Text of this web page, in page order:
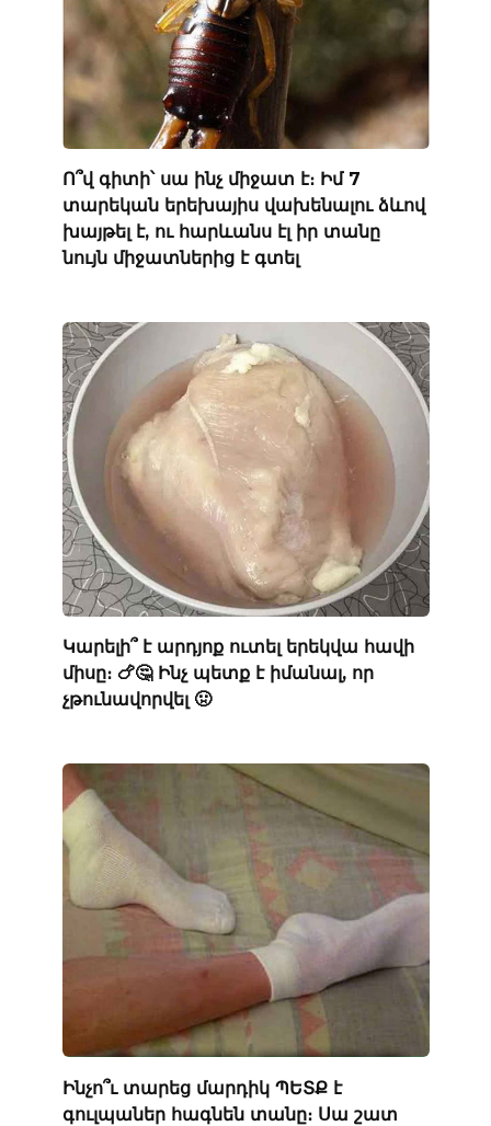
Ո՞վ գիտի՝ սա ինչ միջատ է։ Իմ 7
տարեկան երեխայիս վախենալու ձևով
խայթել է, ու հարևանս էլ իր տանը
նույն միջատներից է գտել
Կարելի՞ է արդյոք ուտել երեկվա հավի
միսը։ 🍗🤔 Ինչ պետք է իմանալ, որ
չթունավորվել 🤢
Ինչո՞ւ տարեց մարդիկ ՊԵՏՔ է
գուլպաներ հագնեն տանը։ Սա շատ